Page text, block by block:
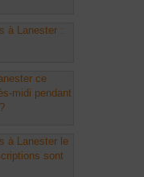
à Lanester :
ce
midi pendant
à Lanester le
sont